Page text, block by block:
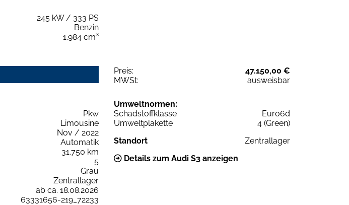
245 kW / 333 PS
Benzin
1.984 cm³
Preis:
47.150,00 €
MWSt:
ausweisbar
Pkw
Limousine
Nov / 2022
Automatik
31.750 km
5
Grau
Zentrallager
ab ca. 18.08.2026
63331656-219_72233
Umweltnormen:
Schadstoffklasse
Euro6d
Umweltplakette
4 (Green)
Standort
Zentrallager
Details zum Audi S3 anzeigen